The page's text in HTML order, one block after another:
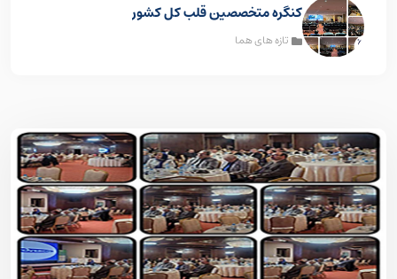
کنگره متخصصین قلب کل کشور
تازه های هما